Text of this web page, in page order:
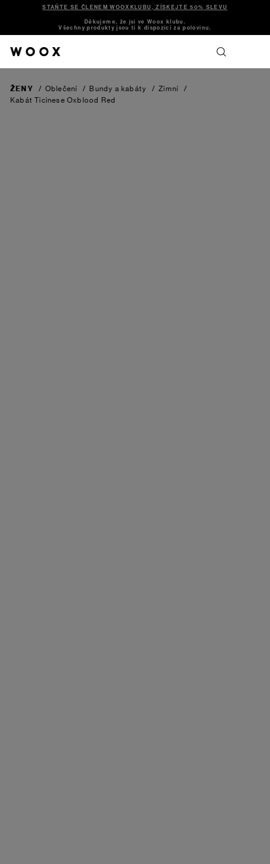
STAŇTE SE ČLENEM WOOXKLUBU, ZÍSKEJTE 50% SLEVU
Děkujeme, že jsi ve Woox klubu.
Všechny produkty jsou ti k dispozici za polovinu.
ŽENY / Oblečení / Bundy a kabáty / Zimní
/
Kabát Ticinese Oxblood Red